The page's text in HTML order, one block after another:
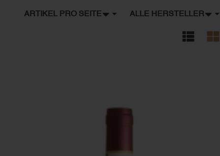
ARTIKEL PRO SEITE ALLE HERSTELLER